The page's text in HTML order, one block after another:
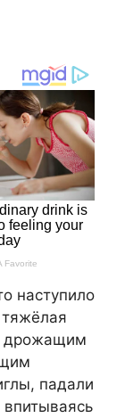
наступило
дрожащим
падали